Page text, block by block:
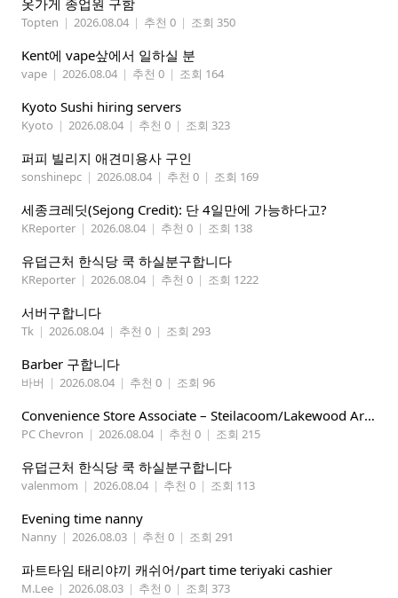
옷가게 종업원 구함
Topten | 2026.08.04 | 추천 0 | 조회 350
Kent에 vape샆에서 일하실 분
vape | 2026.08.04 | 추천 0 | 조회 164
Kyoto Sushi hiring servers
Kyoto | 2026.08.04 | 추천 0 | 조회 323
퍼피 빌리지 애견미용사 구인
sonshinepc | 2026.08.04 | 추천 0 | 조회 169
세종크레딧(Sejong Credit): 단 4일만에 가능하다고?
KReporter | 2026.08.04 | 추천 0 | 조회 138
유덥근처 한식당 쿡 하실분구합니다
KReporter | 2026.08.04 | 추천 0 | 조회 1222
서버구합니다
Tk | 2026.08.04 | 추천 0 | 조회 293
Barber 구합니다
바버 | 2026.08.04 | 추천 0 | 조회 96
Convenience Store Associate – Steilacoom/Lakewood Area, $19 -$21/hr
PC Chevron | 2026.08.04 | 추천 0 | 조회 215
유덥근처 한식당 쿡 하실분구합니다
valenmom | 2026.08.04 | 추천 0 | 조회 113
Evening time nanny
Nanny | 2026.08.03 | 추천 0 | 조회 291
파트타임 태리야끼 캐쉬어/part time teriyaki cashier
M.Lee | 2026.08.03 | 추천 0 | 조회 373